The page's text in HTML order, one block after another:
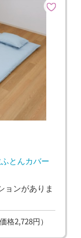
とんカバー
ョンがありま
格2,728円）